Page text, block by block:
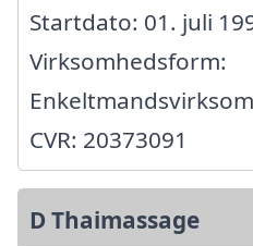
Startdato: 01. juli
Virksomhedsform:
CVR: 20373091
D Thaimassage